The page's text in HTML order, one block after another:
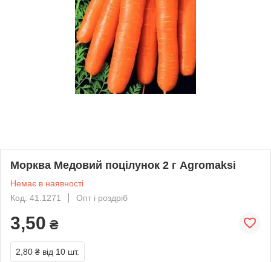
Морква Медовий поцілунок 2 г Agromaksi
Немає в наявності
Код: 41.1271
Опт і роздріб
3,50 ₴
2,80 ₴ від 10 шт.